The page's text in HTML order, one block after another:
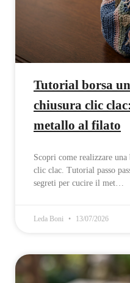
Tutorial borsa
chiusura clic
metallo al filato
Scopri come realizzare
clic clac. Tutorial passo
segreti per cucire il met…
Leda Boni 13/07/2026